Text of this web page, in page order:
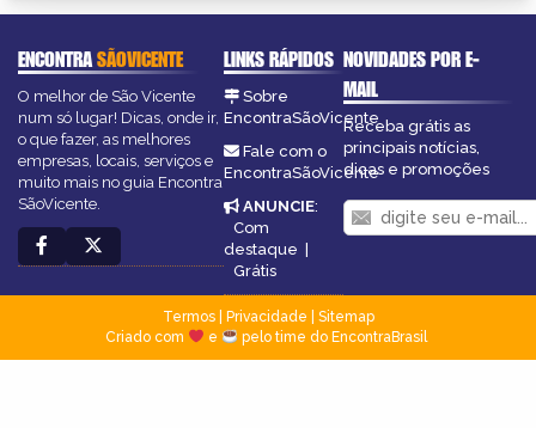
ENCONTRASÃOVICENTE
O melhor de São Vicente
num só lugar! Dicas, onde ir,
o que fazer, as melhores
empresas, locais, serviços e
muito mais no guia Encontra
SãoVicente.
LINKS RÁPIDOS
Sobre
EncontraSãoVicente
Fale com o
EncontraSãoVicente
ANUNCIE:
Com
destaque |
Grátis
NOVIDADES POR E-
MAIL
Receba grátis as
principais notícias,
dicas e promoções
Termos| Privacidade
Sitemap
Criado com
e pelo time do EncontraBrasil